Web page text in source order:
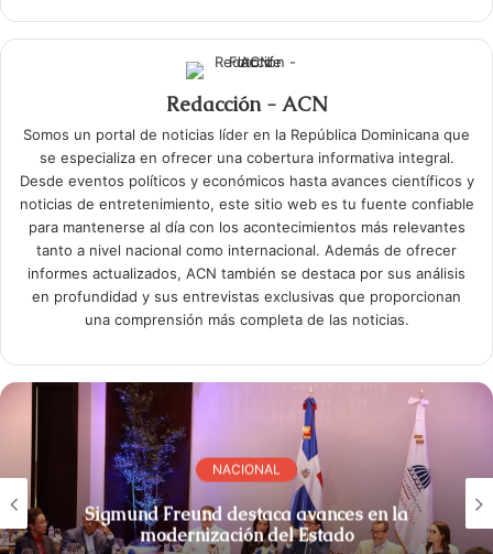
Redacción - ACN
Somos un portal de noticias líder en la República Dominicana que
se especializa en ofrecer una cobertura informativa integral.
Desde eventos políticos y económicos hasta avances científicos y
noticias de entretenimiento, este sitio web es tu fuente confiable
para mantenerse al día con los acontecimientos más relevantes
tanto a nivel nacional como internacional. Además de ofrecer
informes actualizados, ACN también se destaca por sus análisis
en profundidad y sus entrevistas exclusivas que proporcionan
una comprensión más completa de las noticias.
NACIONAL
Sigmund Freund destaca avances en la
modernización del Estado